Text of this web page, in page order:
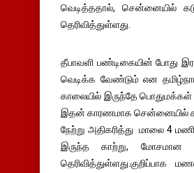
வெடித்ததால், சென்னையில்
தெரிவித்துள்ளது.
தீபாவளி பண்டிகையின் போது
வெடிக்க வேண்டும் என
காலையில் இருந்தே
இதன் காரணமாக சென்னையில்
நேற்று அதிகரித்து மாலை 4
இருந்த காற்று, மோசமான
தெரிவித்துள்ளது.குறிப்பாக